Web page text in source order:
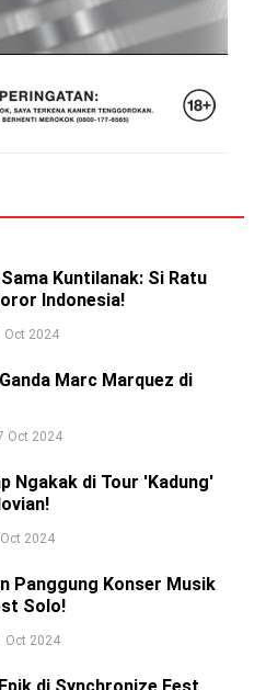
Kuntilanak: Si Ratu
Indonesia!
Oct 2024
Marc Marquez di
Oct 2024
Ngakak di Tour 'Kadung'
2024
Panggung Konser Musik
Solo!
Oct 2024
di Synchronize Fest